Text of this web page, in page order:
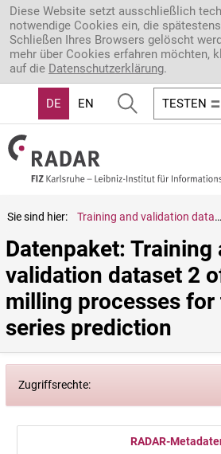
Direkt zum Inhalt
Diese Website setzt ausschließlich
notwendige Cookies ein, die
Schließen Ihres Browsers gelöscht
mehr über Cookies erfahren möchten,
auf die Datenschutzerklärung.
DE EN TESTEN
Sie sind hier: Training and validation dataset 2 of milling processes for time series prediction
Datenpaket: Training
validation dataset 2
milling processes for
series prediction
Zugriffsrechte:
RADAR-